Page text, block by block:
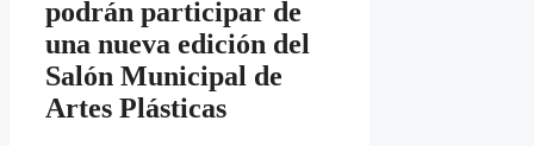
podrán participar de
una nueva edición del
Salón Municipal de
Artes Plásticas